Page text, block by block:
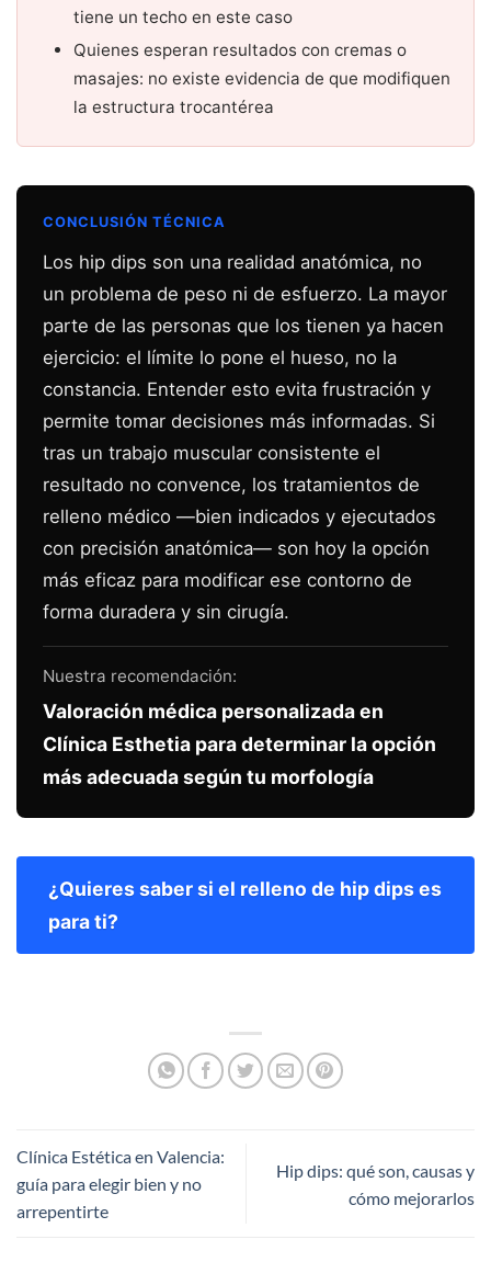
tiene un techo en este caso
Quienes esperan resultados con cremas o
masajes: no existe evidencia de que modifiquen
la estructura trocantérea
CONCLUSIÓN TÉCNICA
Los hip dips son una realidad anatómica, no
un problema de peso ni de esfuerzo. La mayor
parte de las personas que los tienen ya hacen
ejercicio: el límite lo pone el hueso, no la
constancia. Entender esto evita frustración y
permite tomar decisiones más informadas. Si
tras un trabajo muscular consistente el
resultado no convence, los tratamientos de
relleno médico —bien indicados y ejecutados
con precisión anatómica— son hoy la opción
más eficaz para modificar ese contorno de
forma duradera y sin cirugía.
Nuestra recomendación:
Valoración médica personalizada en
Clínica Esthetia para determinar la opción
más adecuada según tu morfología
¿Quieres saber si el relleno de hip dips es
para ti?
Clínica Estética en Valencia:
guía para elegir bien y no
arrepentirte
Hip dips: qué son, causas y
cómo mejorarlos